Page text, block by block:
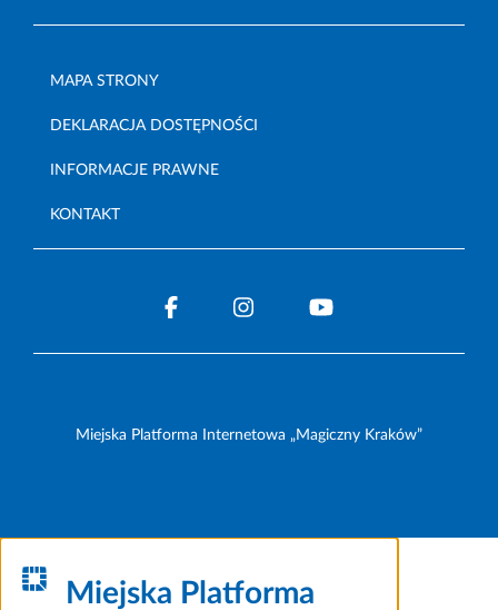
MAPA STRONY
DEKLARACJA DOSTĘPNOŚCI
INFORMACJE PRAWNE
KONTAKT
Miejska Platforma Internetowa „Magiczny Kraków”
Miejska Platforma